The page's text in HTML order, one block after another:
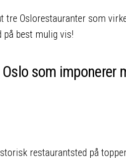
tre Oslorestauranter som
best mulig vis!
som imponerer
restaurantsted på